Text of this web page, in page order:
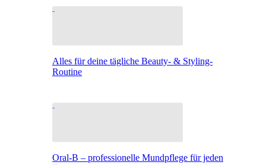
Alles für deine tägliche Beauty- & Styling-
Routine
Oral-B – professionelle Mundpflege für jeden